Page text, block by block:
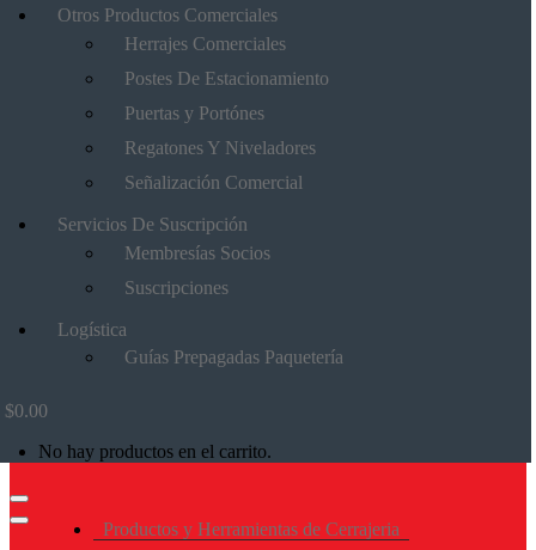
Otros Productos Comerciales
Herrajes Comerciales
Postes De Estacionamiento
Puertas y Portónes
Regatones Y Niveladores
Señalización Comercial
Servicios De Suscripción
Membresías Socios
Suscripciones
Logística
Guías Prepagadas Paquetería
$0.00
No hay productos en el carrito.
Productos y Herramientas de Cerrajeria